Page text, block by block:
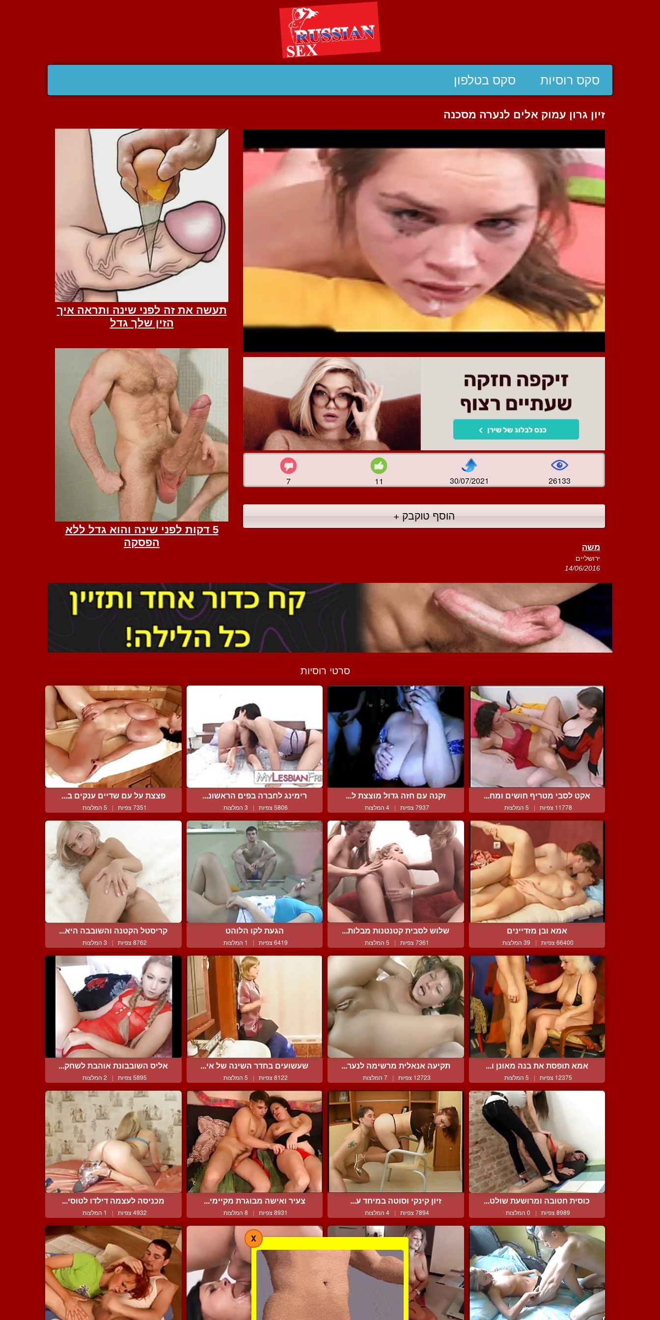
סקס רוסיות סקס בטלפון
זיון גרון עמוק אלים לנערה מסכנה
7 11 30/07/2021 26133
הוסף טוקבק +
משה
ירושליים
14/06/2016
סרטי רוסיות
אקט לסבי מטריף חושים ומח...
11778 צפיות | 5 המלצות
זקנה עם חזה גדול מוצצת ל...
7937 צפיות | 4 המלצות
רימינג לחברה בפים הראשונ...
5806 צפיות | 3 המלצות
פצצת על עם שדיים ענקים ב...
7351 צפיות | 5 המלצות
אמא ובן מזדיינים
66400 צפיות | 39 המלצות
שלוש לסבית קטנטנות מבלות...
7361 צפיות | 5 המלצות
הגעת לקו הלוהט
6419 צפיות | 1 המלצות
קריסטל הקטנה והשובבה היא...
8762 צפיות | 3 המלצות
אמא תופסת את בנה מאונן ו...
12375 צפיות | 5 המלצות
תקיעה אנאלית מרשימה לנער...
12723 צפיות | 7 המלצות
שעשועים בחדר השינה של אי...
8122 צפיות | 5 המלצות
אליס השובבונת אוהבת לשחק...
5895 צפיות | 2 המלצות
כוסית חטובה ומרושעת שולט...
8989 צפיות | 0 המלצות
זיון קינקי וסוטה במיחד ע...
7894 צפיות | 4 המלצות
צעיר ואישה מבוגרת מקיימי...
8931 צפיות | 8 המלצות
מכניסה לעצמה דילדו לטוסי...
4932 צפיות | 1 המלצות
X